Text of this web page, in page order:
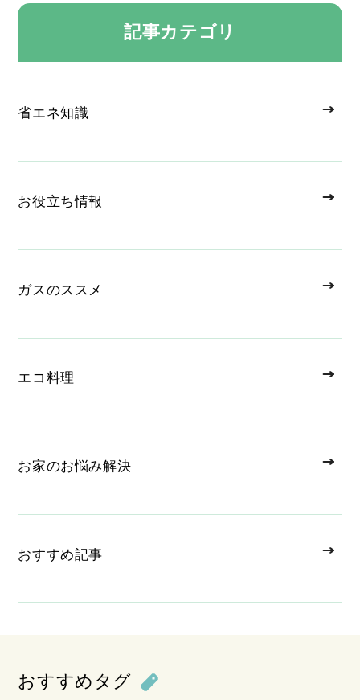
記事カテゴリ
省エネ知識
お役立ち情報
ガスのススメ
エコ料理
お家のお悩み解決
おすすめ記事
おすすめタグ